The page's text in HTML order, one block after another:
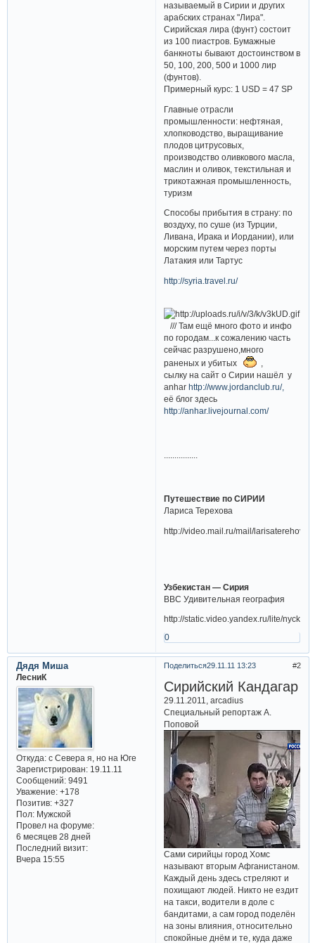
называемый в Сирии и других
арабских странах "Лира".
Сирийская лира (фунт) состоит
из 100 пиастров. Бумажные
банкноты бывают достоинством в
50, 100, 200, 500 и 1000 лир
(фунтов).
Примерный курс: 1 USD = 47 SP
Главные отрасли
промышленности: нефтяная,
хлопководство, выращивание
плодов цитрусовых,
производство оливкового масла,
маслин и оливок, текстильная и
трикотажная промышленность,
туризм
Способы прибытия в страну: по
воздуху, по суше (из Турции,
Ливана, Ирака и Иордании), или
морским путем через порты
Латакия или Тартус
http://syria.travel.ru/
/// Там ещё много фото и инфо
по городам...к сожалению часть
сейчас разрушено,много
раненых и убитых
сылку на сайт о Сирии нашёл у
anhar http://www.jordanclub.ru/,
её блог здесь
http://anhar.livejournal.com/
Путешествие по СИРИИ
Лариса Терехова
http://video.mail.ru/mail/
Узбекистан — Сирия
ВВС Удивительная география
http://static.video.yandex.ru/lite/
0
Поделиться 2
29.11.11 13:23
Дядя Миша
ЛесниК
Откуда:с Севера я, но на Юге
Зарегистрирован: 19.11.11
Сообщений:9491
Уважение: +178
Позитив: +327
Пол:Мужской
Провел на форуме:
6 месяцев 28 дней
Последний визит:
Вчера 15:55
Сирийский Кандагар
29.11.2011, arcadius
Специальный репортаж А.
Поповой
Сами сирийцы город Хомс
называют вторым Афганистаном.
Каждый день здесь стреляют и
похищают людей. Никто не ездит
на такси, водители в доле с
бандитами, а сам город поделён
на зоны влияния, относительно
спокойные днём и те, куда даже